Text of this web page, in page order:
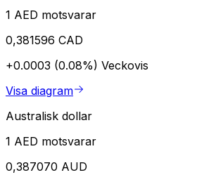
1 AED motsvarar
0,381596 CAD
+0.0003 (0.08%) Veckovis
Visa diagram
Australisk dollar
1 AED motsvarar
0,387070 AUD